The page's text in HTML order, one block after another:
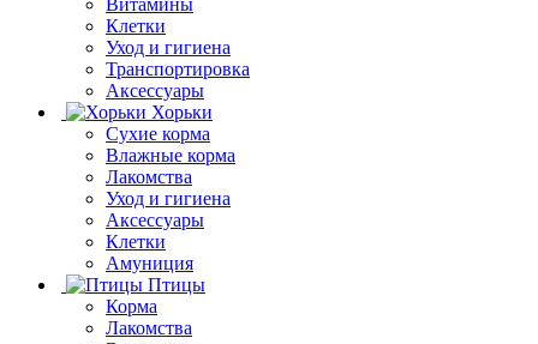
Клетки
Уход и гигиена
Транспортировка
Аксессуары
Хорьки
Сухие корма
Влажные корма
Лакомства
Уход и гигиена
Аксессуары
Клетки
Амуниция
Птицы
Корма
Лакомства